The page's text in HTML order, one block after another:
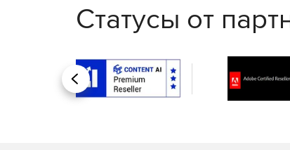
Статусы от
Назад